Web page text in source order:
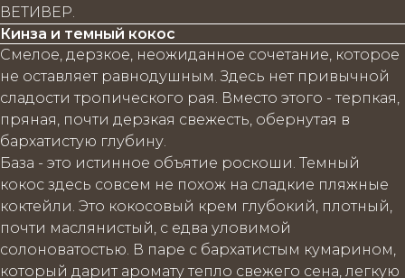
ВЕТИВЕР.
Кинза и темный кокос
Смелое, дерзкое, неожиданное сочетание, которое
не оставляет равнодушным. Здесь нет привычной
сладости тропического рая. Вместо этого - терпкая,
пряная, почти дерзкая свежесть, обернутая в
бархатистую глубину.
База - это истинное объятие роскоши. Темный
кокос здесь совсем не похож на сладкие пляжные
коктейли. Это кокосовый крем глубокий, плотный,
почти маслянистый, с едва уловимой
солоноватостью. В паре с бархатистым кумарином,
который дарит аромату тепло свежего сена, легкую